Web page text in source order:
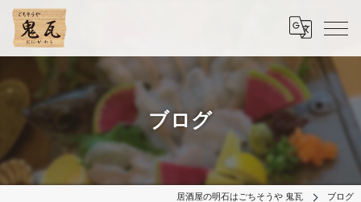
ブログ
居酒屋の明石はごちそうや 鬼瓦 ブログ